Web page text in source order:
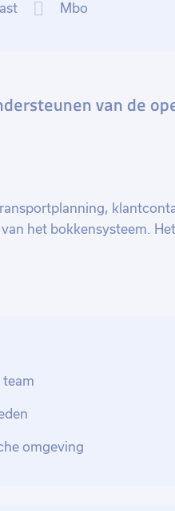
Mbo
van de
het bokkensysteem.
wordt er bij gehouden
door het hele land.
afhandelen van eventuele
te kunnen
zoals onze
team
omgeving